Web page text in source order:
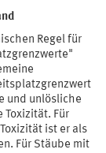
Regel für
und unlösliche
Toxizität. Für
ist er als
Für Stäube mit